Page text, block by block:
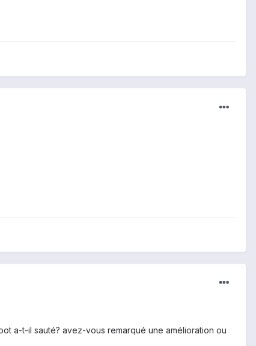
a-t-il sauté? avez-vous remarqué une amélioration ou